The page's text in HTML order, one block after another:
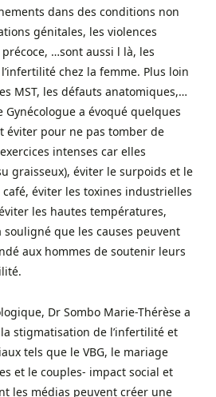
dans des conditions non
génitales, les violences
…sont aussi l là, les
chez la femme. Plus loin
MST, les défauts anatomiques,…
Gynécologue a évoqué quelques
éviter pour ne pas tomber de
intenses car elles
graisseux), éviter le surpoids et le
éviter les toxines industrielles
les hautes températures,
souligné que les causes peuvent
aux hommes de soutenir leurs
Dr Sombo Marie-Thérèse a
stigmatisation de l’infertilité et
tels que le VBG, le mariage
et le couples- impact social et
les médias peuvent créer une